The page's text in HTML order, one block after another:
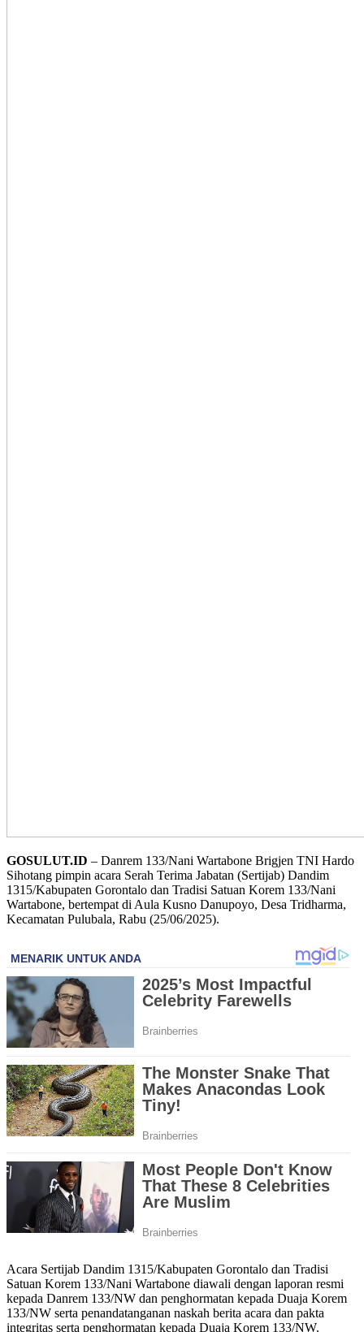
GOSULUT.ID – Danrem 133/Nani Wartabone Brigjen TNI Hardo
Sihotang pimpin acara Serah Terima Jabatan (Sertijab) Dandim
1315/Kabupaten Gorontalo dan Tradisi Satuan Korem 133/Nani
Wartabone, bertempat di Aula Kusno Danupoyo, Desa Tridharma,
Kecamatan Pulubala, Rabu (25/06/2025).
Acara Sertijab Dandim 1315/Kabupaten Gorontalo dan Tradisi
Satuan Korem 133/Nani Wartabone diawali dengan laporan resmi
kepada Danrem 133/NW dan penghormatan kepada Duaja Korem
133/NW serta penandatanganan naskah berita acara dan pakta
integritas serta penghormatan kepada Duaja Korem 133/NW.